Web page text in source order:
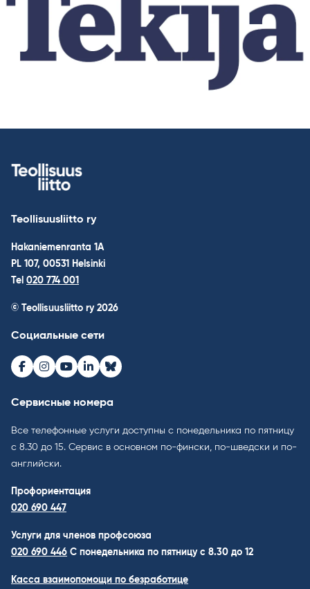
Teollisuusliitto ry
Hakaniemenranta 1A
PL 107, 00531 Helsinki
Tel 020 774 001
© Teollisuusliitto ry 2026
Социальные сети
Facebook
Instagram
Youtube
LinkedInBluesky
Сервисные номера
Все телефонные услуги доступны с понедельника по пятницу
с 8.30 до 15. Cервис в основном по-фински, по-шведски и по-
английски.
Профориентация
020 690 447
Услуги для членов профсоюза
020 690 446 C понедельника по пятницу с 8.30 до 12
Касса взаимопомощи по безработице